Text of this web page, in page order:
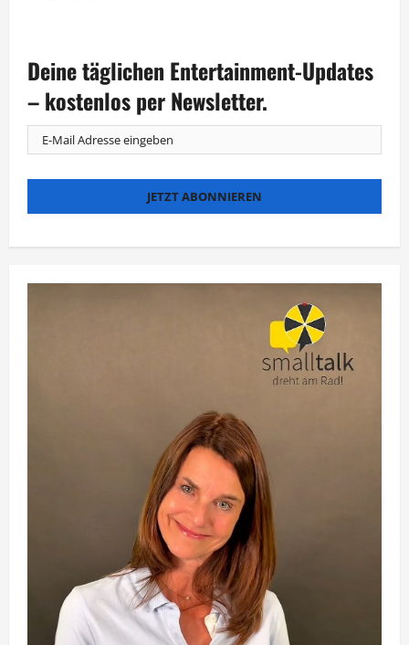
Deine täglichen Entertainment-Updates
– kostenlos per Newsletter.